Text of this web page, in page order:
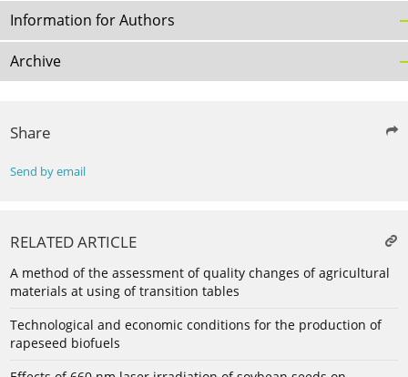
Information for Authors
Archive
Share
Send by email
RELATED ARTICLE
A method of the assessment of quality changes of agricultural
materials at using of transition tables
Technological and economic conditions for the production of
rapeseed biofuels